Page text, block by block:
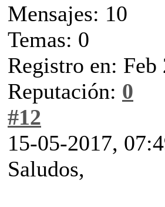
Mensajes: 10
Temas: 0
Registro en: Feb
Reputación: 0
#12
15-05-2017,
Saludos,